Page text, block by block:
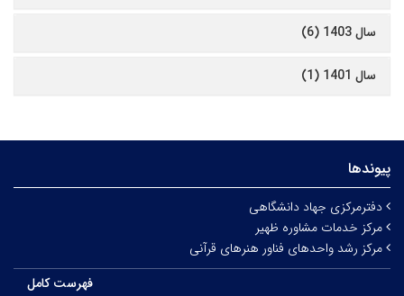
سال 1403 (6)
سال 1401 (1)
پیوندها
دفترمرکزی جهاد دانشگاهی
مرکز خدمات مشاوره ظهیر
مرکز رشد واحدهای فناور هنرهای قرآنی
فهرست کامل